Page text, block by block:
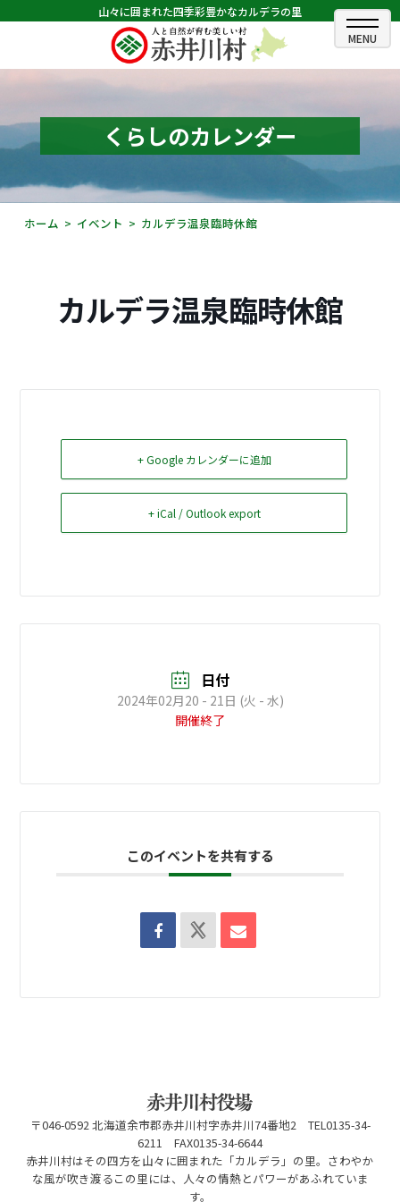
山々に囲まれた四季彩豊かなカルデラの里
ホーム
むらのできごと
むらのプロフィール
くらしの情報
観光・イベント情報
Select Language▼
くらしのカレンダー
ホーム イベント カルデラ温泉臨時休館
カルデラ温泉臨時休館
+ Google カレンダーに追加
+ iCal / Outlook export
日付
2024年02月20 - 21日 (火 - 水)
開催終了
このイベントを共有する
〒046-0592 北海道余市郡赤井川村字赤井川74番地2 TEL0135-34-
6211 FAX0135-34-6644
赤井川村はその四方を山々に囲まれた「カルデラ」の里。さわやか
な風が吹き渡るこの里には、人々の情熱とパワーがあふれていま
す。